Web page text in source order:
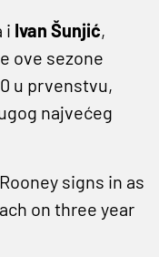
i Ivan Šunjić,
ove sezone
u prvenstvu,
najvećeg
signs in as
on three year